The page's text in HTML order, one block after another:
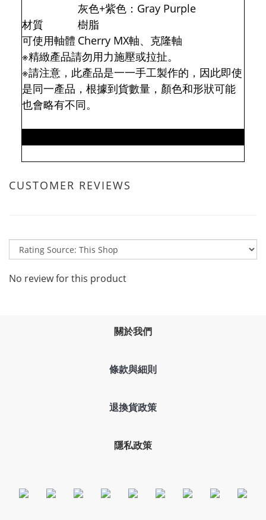
灰色+紫色：Gray Purple
材質
樹脂
可使用軸體 Cherry MX軸、克隆軸
※精緻產品請勿用力施壓或拉扯。
※請注意，此產品是一一手工製作的，因此即使
是同一產品，根據到貨數量，顏色和形狀可能
也會略有不同。
CUSTOMER REVIEWS
No review for this product
關於我們
條款與細則
退換貨政策
隱私政策